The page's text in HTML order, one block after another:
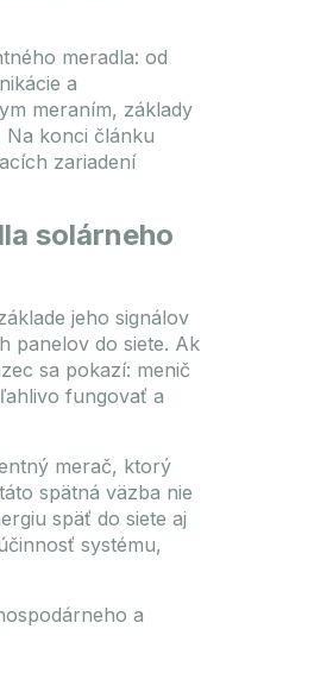
meradla: od
a
meraním, základy
Na konci článku
zariadení
solárneho
jeho signálov
panelov do siete. Ak
sa pokazí: menič
fungovať a
merač, ktorý
spätná väzba nie
späť do siete aj
systému,
a
2026.09.10.